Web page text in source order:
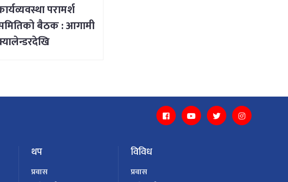
परामर्श
बैठक : आगामी
थप
प्रवास
विविध
प्रवास